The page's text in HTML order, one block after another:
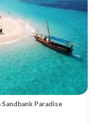
Paradise